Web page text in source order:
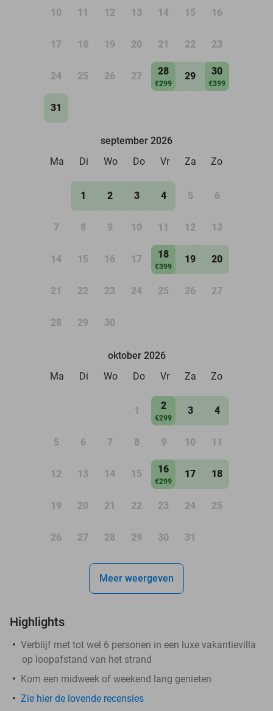
10 11 12 13 14 15 16
17 18 19 20 21 22 23
24 25 26 27 28
€299
29 30
€399
31
september 2026
Ma
Di Wo Do Vr Za Zo
1 2 3 4 5 6
7 8 9 10 11 12 13
14 15 16 17 18
€399
19 20
21 22 23 24 25 26 27
28 29 30
oktober 2026
Ma
Di Wo Do Vr Za Zo
1 2
€299
3 4
5 6 7 8 9 10 11
12 13 14 15 16
€299
17 18
19 20 21 22 23 24 25
26 27 28 29 30 31
Meer weergeven
Highlights
Verblijf met tot wel 6 personen in een luxe vakantievilla
op loopafstand van het strand
Kom een midweek of weekend lang genieten
Zie hier de lovende recensies